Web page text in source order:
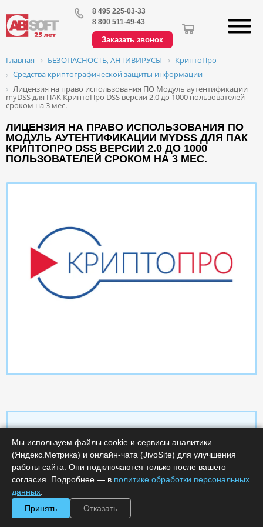
8 495 225-03-33
8 800 511-49-43
Заказать звонок
Главная БЕЗОПАСНОСТЬ, АНТИВИРУСЫ
КриптоПро
Средства криптографической защиты информации
Лицензия на право использования ПО Модуль аутентификации
myDSS для ПАК КриптоПро DSS версии 2.0 до 1000 пользователей
сроком на 3 мес.
ЛИЦЕНЗИЯ НА ПРАВО ИСПОЛЬЗОВАНИЯ ПО
МОДУЛЬ АУТЕНТИФИКАЦИИ MYDSS ДЛЯ ПАК
КРИПТОПРО DSS ВЕРСИИ 2.0 ДО 1000
ПОЛЬЗОВАТЕЛЕЙ СРОКОМ НА 3 МЕС.
Характеристики
Срок поставки, дней :14
Код :
0000-358517
Обработка заказа :
Мы используем файлы cookie и сервисы аналитики
(Яндекс.Метрика) и онлайн-чата (JivoSite) для улучшения
работы сайта. Они подключаются только после вашего
согласия. Подробнее — в политике обработки персональных
данных
Принять
Отказать